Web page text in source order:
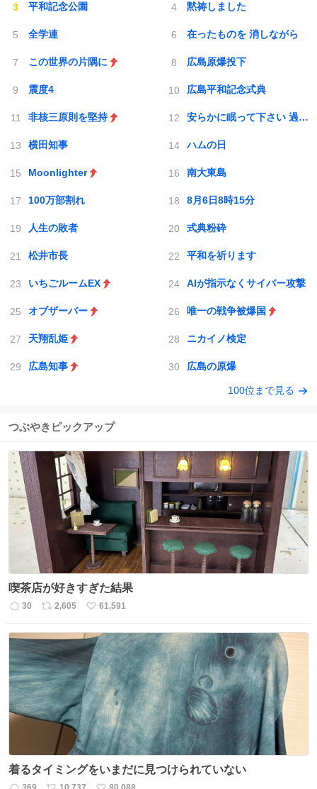
平和記念公園 黙祷しました
全学連 在ったものを 消しながら
この世界の片隅に 広島原爆投下
震度4 広島平和記念式典
非核三原則を堅持 安らかに眠って下さい 過ちは繰返しませぬから
横田知事 ハムの日
Moonlighter 南大東島
100万部割れ 8月6日8時15分
人生の敗者 式典粉砕
松井市長 平和を祈ります
いちごルームEX AIが指示なくサイバー攻撃
オブザーバー 唯一の戦争被爆国
天翔乱姫 ニカイノ検定
広島知事 広島の原爆
100位まで見る
つぶやきピックアップ
喫茶店が好きすぎた結果
返
数
30
リ
ス
ト
数
2,605
い
ね
数
61,591
着るタイミングをいまだに見つけられていない